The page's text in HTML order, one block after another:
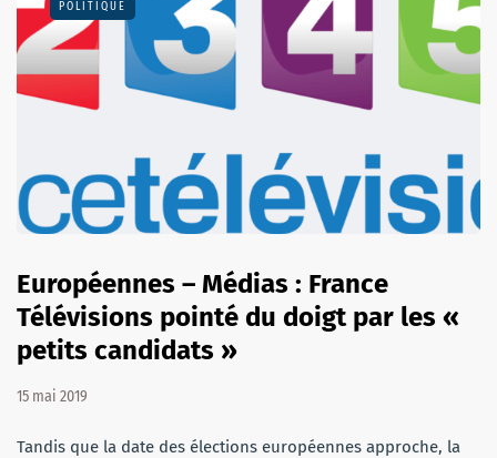
POLITIQUE
Européennes – Médias : France
Télévisions pointé du doigt par les «
petits candidats »
15 mai 2019
Tandis que la date des élections européennes approche, la